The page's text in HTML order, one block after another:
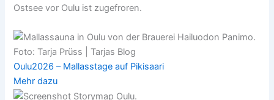
Ostsee vor Oulu ist zugefroren.
Oulu2026 – Mallasstage auf Pikisaari
Mehr dazu